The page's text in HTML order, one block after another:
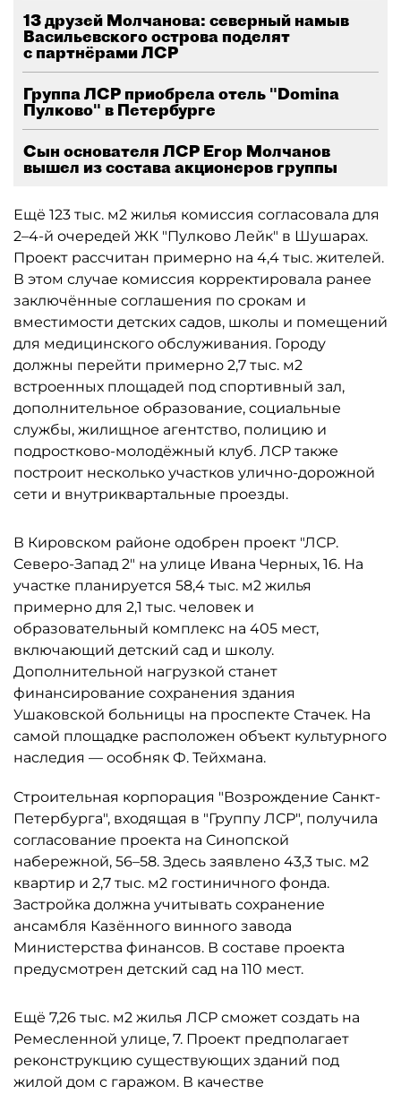
13 друзей Молчанова: северный намыв
Васильевского острова поделят
с партнёрами ЛСР
Группа ЛСР приобрела отель "Domina
Пулково" в Петербурге
Сын основателя ЛСР Егор Молчанов
вышел из состава акционеров группы
Ещё 123 тыс. м2 жилья комиссия согласовала для
2–4-й очередей ЖК "Пулково Лейк" в Шушарах.
Проект рассчитан примерно на 4,4 тыс. жителей.
В этом случае комиссия корректировала ранее
заключённые соглашения по срокам и
вместимости детских садов, школы и помещений
для медицинского обслуживания. Городу
должны перейти примерно 2,7 тыс. м2
встроенных площадей под спортивный зал,
дополнительное образование, социальные
службы, жилищное агентство, полицию и
подростково-молодёжный клуб. ЛСР также
построит несколько участков улично-дорожной
сети и внутриквартальные проезды.
В Кировском районе одобрен проект "ЛСР.
Северо-Запад 2" на улице Ивана Черных, 16. На
участке планируется 58,4 тыс. м2 жилья
примерно для 2,1 тыс. человек и
образовательный комплекс на 405 мест,
включающий детский сад и школу.
Дополнительной нагрузкой станет
финансирование сохранения здания
Ушаковской больницы на проспекте Стачек. На
самой площадке расположен объект культурного
наследия — особняк Ф. Тейхмана.
Строительная корпорация "Возрождение Санкт-
Петербурга", входящая в "Группу ЛСР", получила
согласование проекта на Синопской
набережной, 56–58. Здесь заявлено 43,3 тыс. м2
квартир и 2,7 тыс. м2 гостиничного фонда.
Застройка должна учитывать сохранение
ансамбля Казённого винного завода
Министерства финансов. В составе проекта
предусмотрен детский сад на 110 мест.
Ещё 7,26 тыс. м2 жилья ЛСР сможет создать на
Ремесленной улице, 7. Проект предполагает
реконструкцию существующих зданий под
жилой дом с гаражом. В качестве